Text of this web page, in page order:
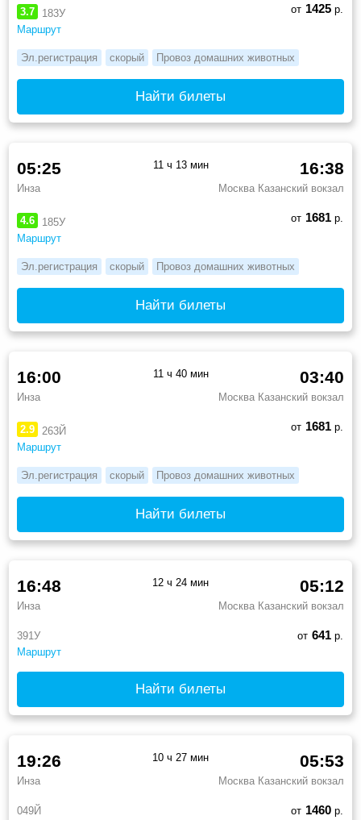
3.7
183У
Маршрут
от 1425р.
Эл.регистрация скорый Провоз домашних животных
Найти билеты
4.6
185У
Маршрут
05:25
Инза
16:38
Москва Казанский вокзал
11 ч 13 мин
от 1681р.
Эл.регистрация скорый Провоз домашних животных
Найти билеты
2.9
263Й
Маршрут
16:00
Инза
03:40
Москва Казанский вокзал
11 ч 40 мин
от 1681р.
Эл.регистрация скорый Провоз домашних животных
Найти билеты
391У
Маршрут
16:48
Инза
05:12
Москва Казанский вокзал
12 ч 24 мин
от 641р.
Найти билеты
049Й
19:26
Инза
05:53
Москва Казанский вокзал
10 ч 27 мин
от 1460р.